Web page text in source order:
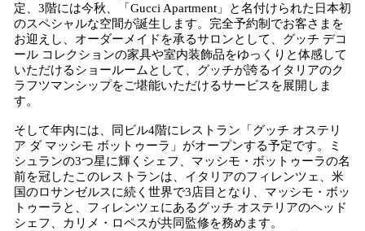
定、3階には今秋、「Gucci Apartment」と名付けられた日本初
のスペシャルな空間が誕生します。完全予約制でお客さまを
お迎えし、オーダーメイドを承るサロンとして、グッチ デコ
ール コレクションの家具や室内装飾品をゆっくりと体感して
いただけるショールームとして、グッチが誇るイタリアのク
ラフツマンシップをご堪能いただけるサービスを展開しま
す。
そして年内には、同ビル4階にレストラン「グッチ オステリ
ア ダ マッシモ ボットゥーラ」がオープンする予定です。ミ
シュランの3つ星に輝くシェフ、マッシモ・ボットゥーラの名
前を冠したこのレストランは、イタリアのフィレンツェ、米
国のロサンゼルスに続く世界で3店目となり、マッシモ・ボッ
トゥーラと、フィレンツェにあるグッチ オステリアのヘッド
シェフ、カリメ・ロペスが共同監修を務めます。